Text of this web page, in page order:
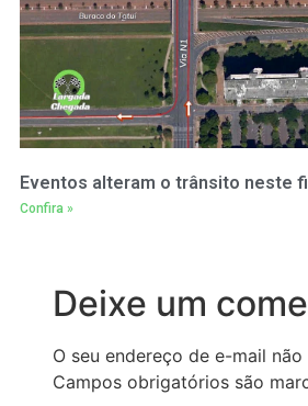
Eventos alteram o trânsito neste
Confira »
Deixe um
O seu endereço de e-mail
Campos obrigatórios são